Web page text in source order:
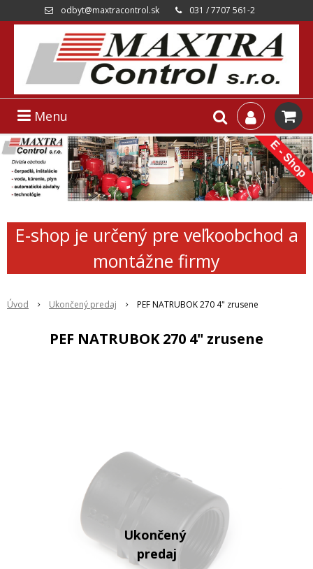
odbyt@maxtracontrol.sk 031 / 7707 561-2
Menu
E-shop je určený pre veľkoobchod a
montážne firmy
Úvod Ukončený predaj PEF NATRUBOK 270 4" zrusene
PEF NATRUBOK 270 4" zrusene